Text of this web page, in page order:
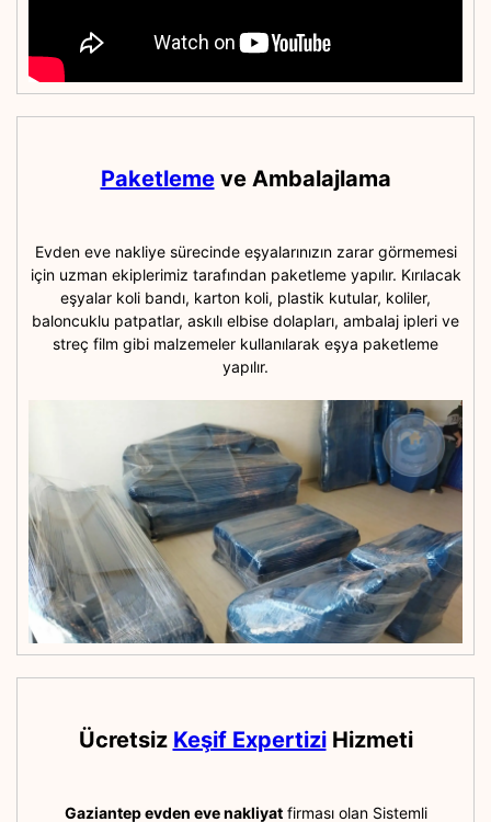
Paketlemeve Ambalajlama
Evden eve nakliye sürecinde eşyalarınızın zarar görmemesi
için uzman ekiplerimiz tarafından paketleme yapılır. Kırılacak
eşyalar koli bandı, karton koli, plastik kutular, koliler,
baloncuklu patpatlar, askılı elbise dolapları, ambalaj ipleri ve
streç film gibi malzemeler kullanılarak eşya paketleme
yapılır.
Ücretsiz Keşif ExpertiziHizmeti
Gaziantep evden eve nakliyatfirması olan Sistemli